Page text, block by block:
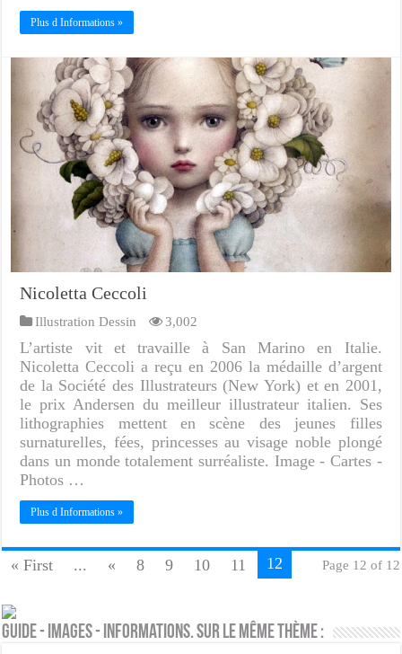
Plus d Informations »
Nicoletta Ceccoli
Illustration Dessin 3,002
L’artiste vit et travaille à San Marino en Italie.
Nicoletta Ceccoli a reçu en 2006 la médaille d’argent
de la Société des Illustrateurs (New York) et en 2001,
le prix Andersen du meilleur illustrateur italien. Ses
lithographies mettent en scène des jeunes filles
surnaturelles, fées, princesses au visage noble plongé
dans un monde totalement surréaliste. Image - Cartes -
Photos …
Plus d Informations »
Page 12 of 12
« First ... « 8 9 10 11 12
Guide - Images - Informations. Sur le même thème :